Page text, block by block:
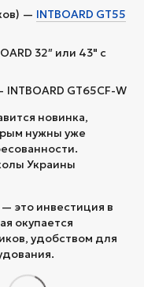
— INTBOARD GT55
32″ или 43" с
INTBOARD GT65CF-W
новинка,
нужны уже
Украины
это инвестиция в
окупается
удобством для